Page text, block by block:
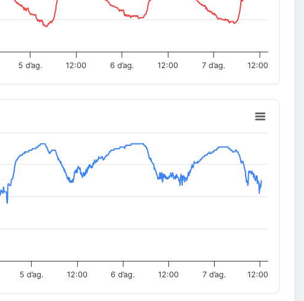
5 d’ag. 12:00 6 d’ag. 12:00 7 d’ag. 12:00
5 d’ag. 12:00 6 d’ag. 12:00 7 d’ag. 12:00